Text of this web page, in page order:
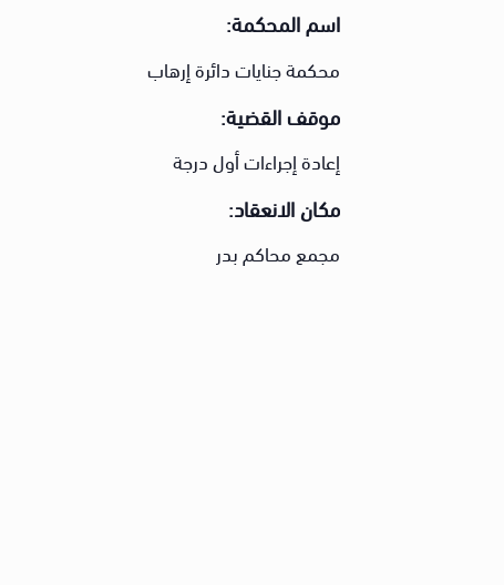
اسم المحكمة:
محكمة جنايات دائرة إرهاب
موقف القضية:
إعادة إجراءات أول درجة
مكان الانعقاد:
مجمع محاكم بدر